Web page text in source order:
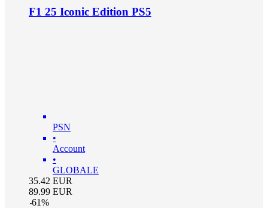
F1 25 Iconic Edition PS5
PSN
•
Account
•
GLOBALE
35.42 EUR
89.99 EUR
-61%